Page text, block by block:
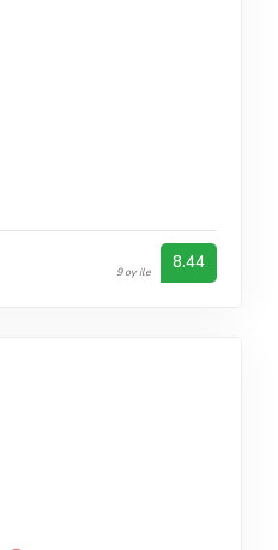
9 oy ile 8.44